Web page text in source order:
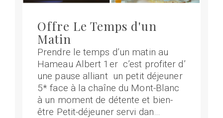
Offre Le Temps d'un
Matin
Prendre le temps d’un matin au
Hameau Albert 1er c’est profiter d’
une pause alliant un petit déjeuner
5* face à la chaîne du Mont-Blanc
à un moment de détente et bien-
être Petit-déjeuner servi dan…